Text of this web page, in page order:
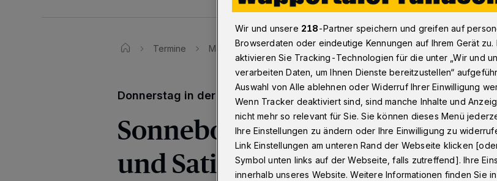
Termine Martin Sonneborn sorgt in Wuppertal für „Krawall und Satire​
Donnerstag in der „börse“
Sonneborn sorgt für „Krawall
und Satire
Wir und unsere 218-Partner speichern und greifen auf
Browserdaten oder eindeutige Kennungen auf Ihrem Gerät zu.
aktivieren Sie Tracking-Technologien für die unter „Wir und
verarbeiten Daten, um Ihnen Dienste bereitzustellen“
Auswahl von Alle ablehnen oder Widerruf Ihrer Einwilligung
Wenn Tracker deaktiviert sind, sind manche Inhalte und
nicht mehr so relevant für Sie. Sie können dieses Menü
Ihre Einstellungen zu ändern oder Ihre Einwilligung zu
Link Einstellungen am unteren Rand der Webseite klicken
Symbol unten links auf der Webseite, falls zutreffend]. Ihre
innerhalb unseres Website. Weitere Informationen finden Sie